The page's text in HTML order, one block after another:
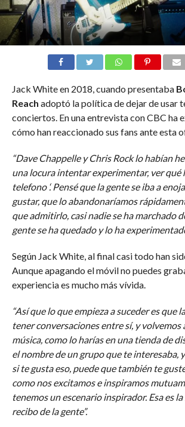
Jack White en 2018, cuando presentaba
Reach adoptó la política de dejar de usar
conciertos. En una entrevista con CBC ha
cómo han reaccionado sus fans ante esta
“Dave Chappelle y Chris Rock lo habían
una locura intentar experimentar, ver qué
telefono ‘. Pensé que la gente se iba a
gustar, que lo abandonaríamos
que admitirlo, casi nadie se ha marchado
gente se ha quedado y lo ha
Según Jack White, al final casi todo han
Aunque apagando el móvil no puedes
experiencia es mucho más vívida.
“Así que lo que empieza a suceder es que
tener conversaciones entre sí, y volvemos
música, como lo harías en una tienda de
el nombre de un grupo que te interesaba, y
si te gusta eso, puede que también te guste
como nos excitamos e inspiramos
tenemos un escenario inspirador. Esa es
recibo de la gente”.